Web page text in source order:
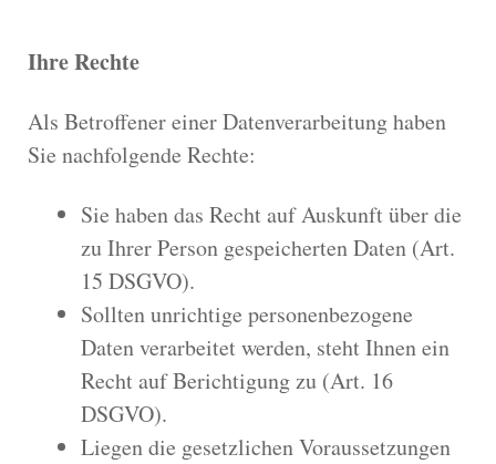
Ihre Rechte
Als Betroffener einer Datenverarbeitung haben
Sie nachfolgende Rechte:
Sie haben das Recht auf Auskunft über die
zu Ihrer Person gespeicherten Daten (Art.
15 DSGVO).
Sollten unrichtige personenbezogene
Daten verarbeitet werden, steht Ihnen ein
Recht auf Berichtigung zu (Art. 16
DSGVO).
Liegen die gesetzlichen Voraussetzungen